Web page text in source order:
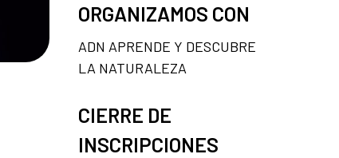
ORGANIZAMOS CON
ADN APRENDE Y DESCUBRE
LA NATURALEZA
CIERRE DE
INSCRIPCIONES